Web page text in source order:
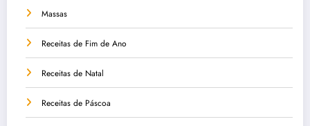
Massas
Receitas de Fim de Ano
Receitas de Natal
Receitas de Páscoa